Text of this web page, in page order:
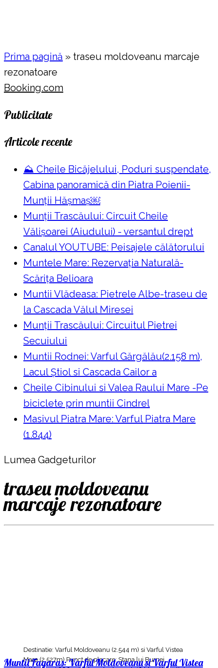
Prima pagină » traseu moldoveanu marcaje
rezonatoare
Booking.com
Publicitate
Articole recente
⛰️ Cheile Bicăjelului, Poduri suspendate,
Cabina panoramică din Piatra Poienii-
Munții Hășmaș￼
Munții Trascăului: Circuit Cheile
Vălișoarei (Aiudului) - versantul drept
Canalul YOUTUBE: Peisajele călătorului
Muntele Mare: Rezervaţia Naturală-
Scăriţa Belioara
Muntii Vlădeasa: Pietrele Albe-traseu de
la Cascada Vălul Miresei
Munții Trascăului: Circuitul Pietrei
Secuiului
Muntii Rodnei: Varful Gărgălău(2.158 m),
Lacul Ştiol si Cascada Cailor a
Cheile Cibinului si Valea Raului Mare -Pe
biciclete prin muntii Cindrel
Masivul Piatra Mare: Varful Piatra Mare
(1.844)
Lumea Gadgeturilor
traseu moldoveanu
marcaje rezonatoare
Destinatie: Varful Moldoveanu (2.544 m) si Varful Vistea
Mare (2.527m) Punct de plecare: Stana lui Burnei
Muntii Fagaras: Varful Moldoveanu si Varful Vistea